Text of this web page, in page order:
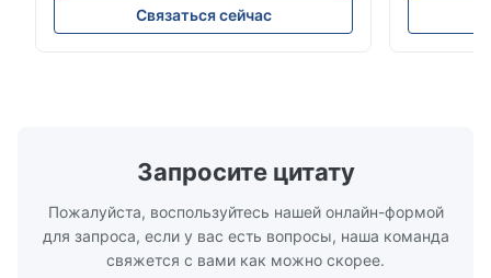
Электролитическая катушка из
оловянной пластины для упаковки -
Связаться сейчас
Запросите цитату
Пожалуйста, воспользуйтесь нашей онлайн-формой
для запроса, если у вас есть вопросы, наша команда
свяжется с вами как можно скорее.